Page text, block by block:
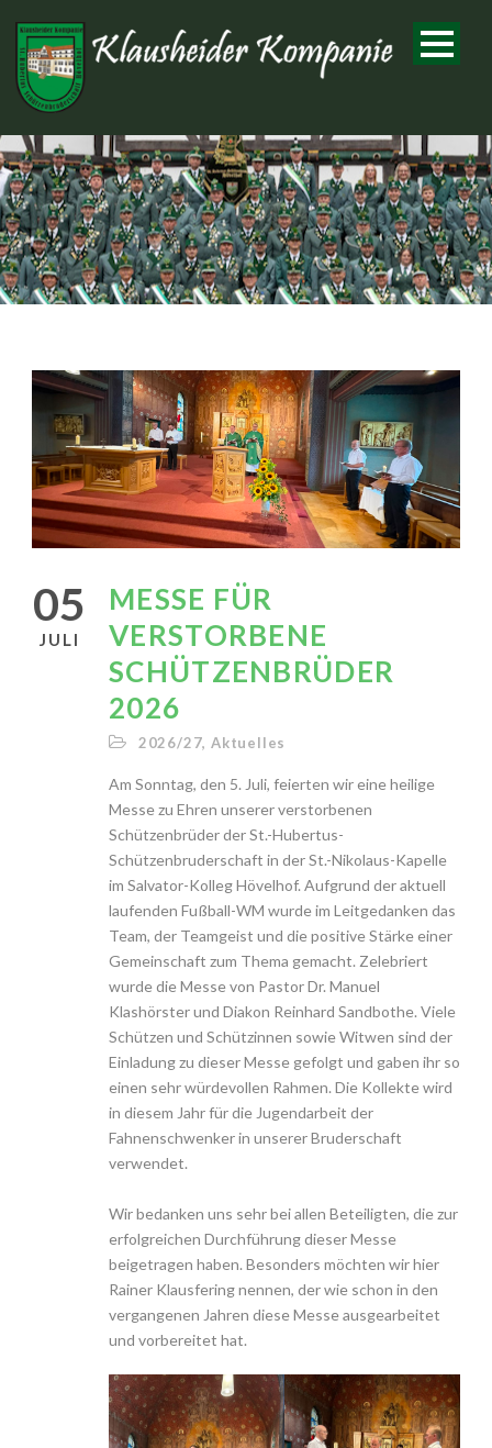
05
JULI
MESSE FÜR
VERSTORBENE
SCHÜTZENBRÜDER
2026
2026/27, Aktuelles
Am Sonntag, den 5. Juli, feierten wir eine heilige
Messe zu Ehren unserer verstorbenen
Schützenbrüder der St.-Hubertus-
Schützenbruderschaft in der St.-Nikolaus-Kapelle
im Salvator-Kolleg Hövelhof. Aufgrund der aktuell
laufenden Fußball-WM wurde im Leitgedanken das
Team, der Teamgeist und die positive Stärke einer
Gemeinschaft zum Thema gemacht. Zelebriert
wurde die Messe von Pastor Dr. Manuel
Klashörster und Diakon Reinhard Sandbothe. Viele
Schützen und Schützinnen sowie Witwen sind der
Einladung zu dieser Messe gefolgt und gaben ihr so
einen sehr würdevollen Rahmen. Die Kollekte wird
in diesem Jahr für die Jugendarbeit der
Fahnenschwenker in unserer Bruderschaft
verwendet.
Wir bedanken uns sehr bei allen Beteiligten, die zur
erfolgreichen Durchführung dieser Messe
beigetragen haben. Besonders möchten wir hier
Rainer Klausfering nennen, der wie schon in den
vergangenen Jahren diese Messe ausgearbeitet
und vorbereitet hat.